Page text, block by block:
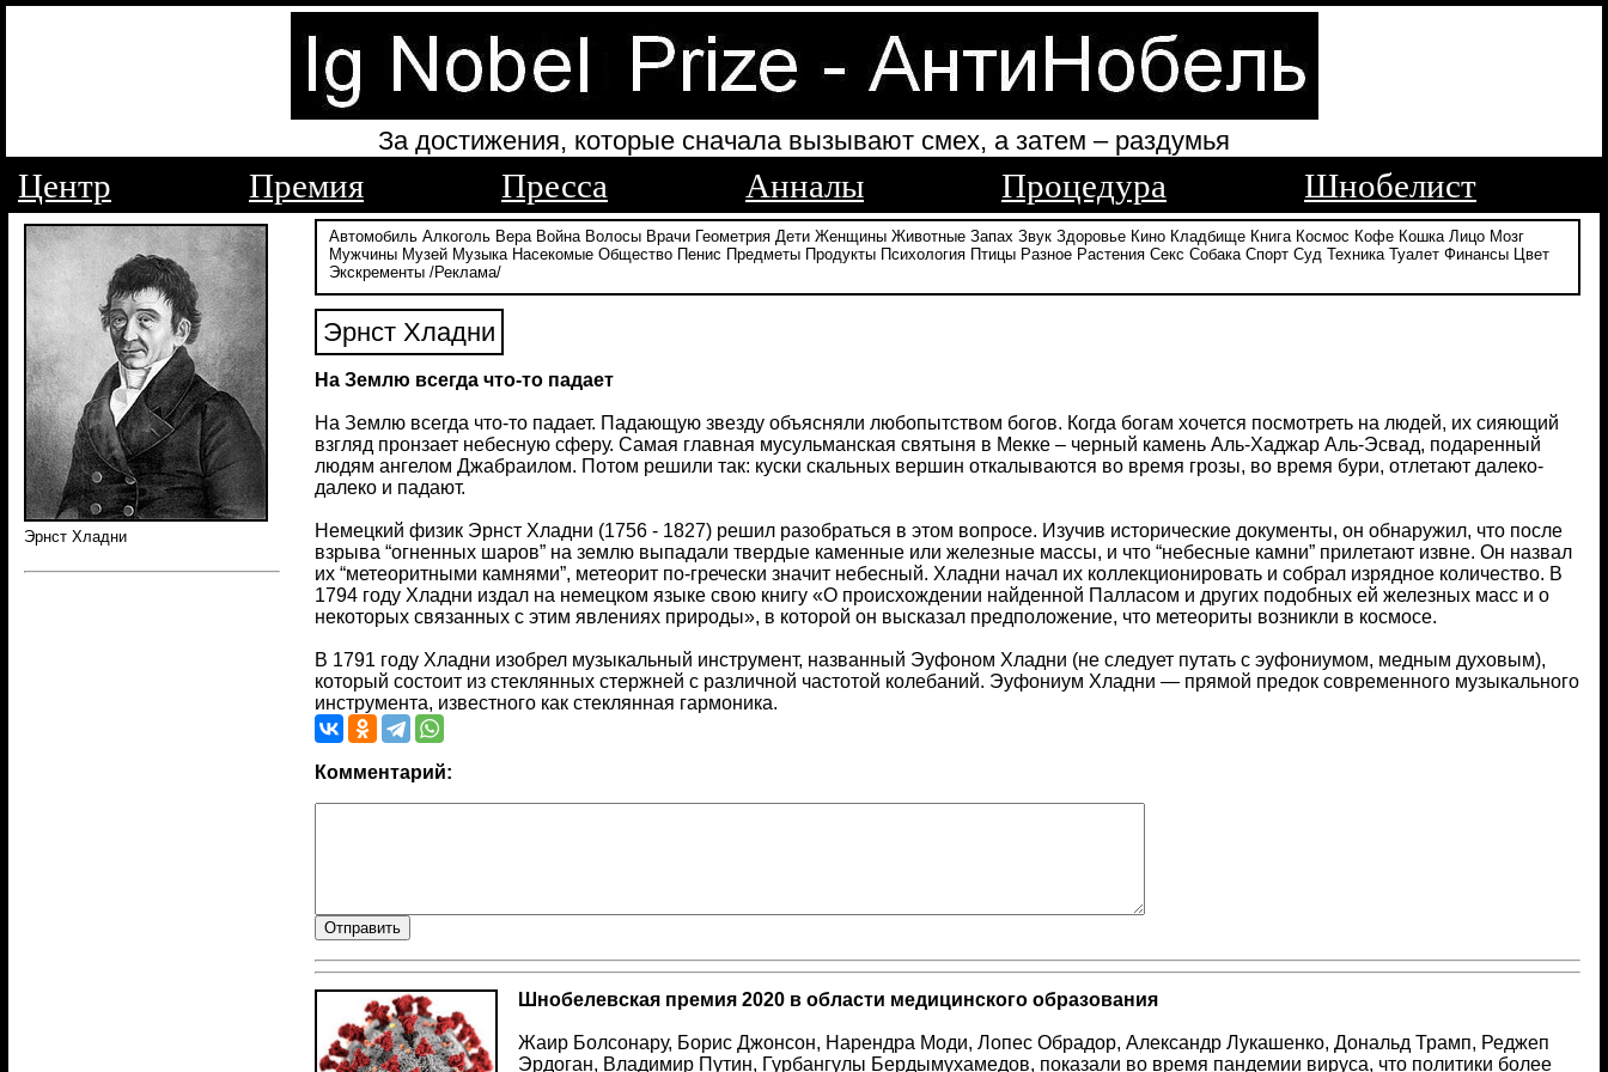
За достижения, которые сначала вызывают смех, а затем – раздумья
Центр Премия Пресса Анналы Процедура Шнобелист
Эрнст Хладни
Автомобиль Алкоголь Вера Война Волосы Врачи Геометрия Дети Женщины Животные Запах Звук Здоровье Кино Кладбище Книга Космос Кофе Кошка Лицо Мозг
Мужчины Музей Музыка Насекомые Общество Пенис Предметы Продукты Психология Птицы Разное Растения Секс Собака Спорт Суд Техника Туалет Финансы
Цвет
Экскременты /Реклама/
Эрнст Хладни
На Землю всегда что-то падает
На Землю всегда что-то падает. Падающую звезду объясняли любопытством богов. Когда богам хочется посмотреть на людей, их сияющий
взгляд пронзает небесную сферу. Самая главная мусульманская святыня в Мекке – черный камень Аль-Хаджар Аль-Эсвад, подаренный
людям ангелом Джабраилом. Потом решили так: куски скальных вершин откалываются во время грозы, во время бури, отлетают далеко-
далеко и падают.
Немецкий физик Эрнст Хладни (1756 - 1827) решил разобраться в этом вопросе. Изучив исторические документы, он обнаружил, что после
взрыва “огненных шаров” на землю выпадали твердые каменные или железные массы, и что “небесные камни” прилетают извне. Он назвал
их “метеоритными камнями”, метеорит по-гречески значит небесный. Хладни начал их коллекционировать и собрал изрядное количество. В
1794 году Хладни издал на немецком языке свою книгу «О происхождении найденной Палласом и других подобных ей железных масс и о
некоторых связанных с этим явлениях природы», в которой он высказал предположение, что метеориты возникли в космосе.
В 1791 году Хладни изобрел музыкальный инструмент, названный Эуфоном Хладни (не следует путать с эуфониумом, медным духовым),
который состоит из стеклянных стержней с различной частотой колебаний. Эуфониум Хладни — прямой предок современного музыкального
инструмента, известного как стеклянная гармоника.
Комментарий:
Шнобелевская премия 2020 в области медицинского образования
Жаир Болсонару, Борис Джонсон, Нарендра Моди, Лопес Обрадор, Александр Лукашенко, Дональд Трамп, Реджеп
Эрдоган, Владимир Путин, Гурбангулы Бердымухамедов, показали во время пандемии вируса, что политики более